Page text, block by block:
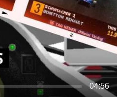
04:56